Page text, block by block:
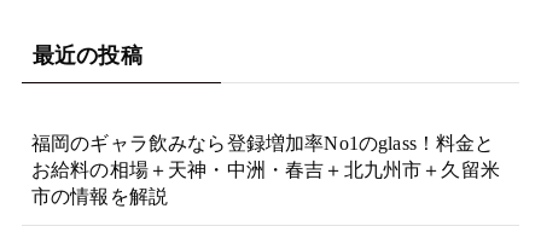
最近の投稿
福岡のギャラ飲みなら登録増加率No1のglass！料金と
お給料の相場＋天神・中洲・春吉＋北九州市＋久留米
市の情報を解説